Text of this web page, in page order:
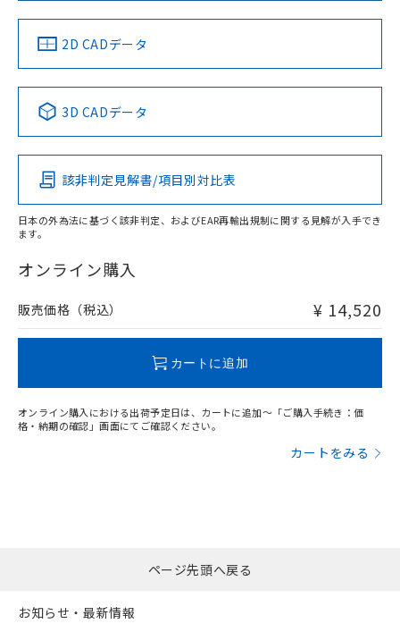
中国 RoHS 注意事項・凡例
Pb Hg Cd Cr(VI)
O
在庫等で未対応品が混在する可能性があります。
問い合わせください。
LR型式承認
（イギリス
船舶規格）
DNV型式承認
（ノルウェー
BV型式承認
（フランス
KR型式
（韓国
No No No No
この製品の規格認証/適合状況ページへ
その他の認証はこちらのページからご検索ください
2D CADデータ
3D CADデータ
該非判定見解書/項目別対比表
日本の外為法に基づく該非判定、およびEAR再輸出規制に関する見解が入手でき
ます。
オンライン購入
販売価格（税込） ¥ 14,520
カートに追加
オンライン購入における出荷予定日は、カートに追加～「ご購入手続き：価
格・納期の確認」画面にてご確認ください。
カートをみる
※当社の共同利用者とは、"個人情報
の共同利用に関して"
用者の範囲」に記載されている法人を
指します。
※本証明書は発行日時点で非含有を証明す
るもので、過去に遡って非含有を証明する
ものではありません。
また、RoHS指令のフタル酸エステル類４
物質の対応では、対応完了までの期間は出
荷製品に未対応品が混在することから備考
欄に対応日を記載しておりました。
既に当社にて対応品への在庫切替を完了
り、2022年1月12日より割愛しておりま
ページ先頭へ戻る
お知らせ・最新情報